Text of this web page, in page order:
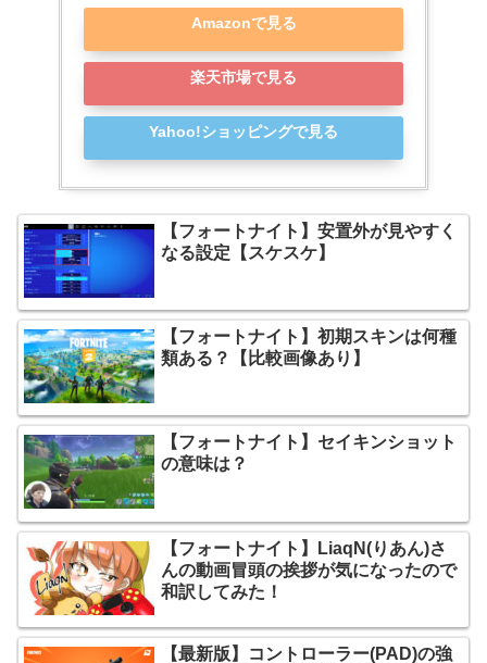
Amazonで見る
楽天市場で見る
Yahoo!ショッピングで見る
【フォートナイト】安置外が見やすく
なる設定【スケスケ】
【フォートナイト】初期スキンは何種
類ある？【比較画像あり】
【フォートナイト】セイキンショット
の意味は？
【フォートナイト】LiaqN(りあん)さ
んの動画冒頭の挨拶が気になったので
和訳してみた！
【最新版】コントローラー(PAD)の強